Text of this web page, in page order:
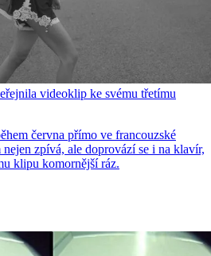
videoklip ke svému třetímu
června přímo ve francouzské
zpívá, ale doprovází se i na klavír,
klipu komornější ráz.